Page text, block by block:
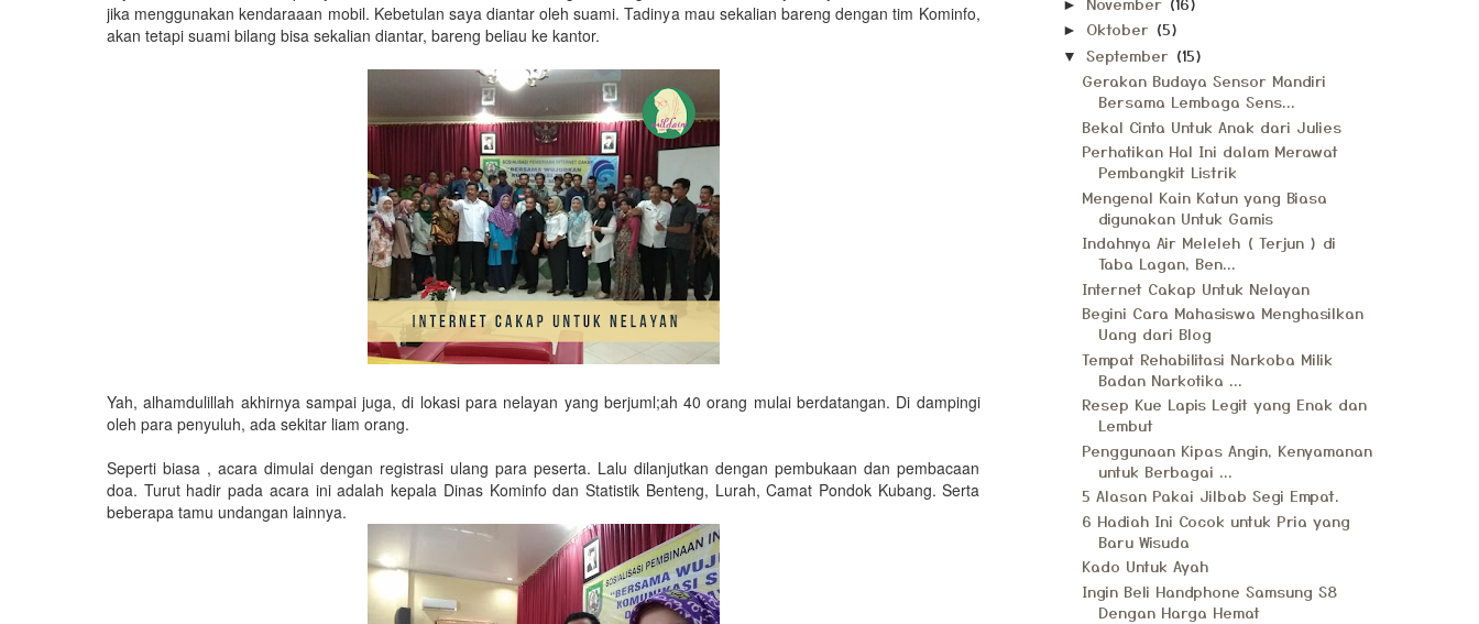
jika menggunakan kendaraaan mobil. Kebetulan saya diantar oleh suami. Tadinya mau sekalian bareng dengan tim Kominfo,
akan tetapi suami bilang bisa sekalian diantar, bareng beliau ke kantor.
Yah, alhamdulillah akhirnya sampai juga, di lokasi para nelayan yang berjuml;ah 40 orang mulai berdatangan. Di dampingi
oleh para penyuluh, ada sekitar liam orang.
Seperti biasa , acara dimulai dengan registrasi ulang para peserta. Lalu dilanjutkan dengan pembukaan dan pembacaan
doa. Turut hadir pada acara ini adalah kepala Dinas Kominfo dan Statistik Benteng, Lurah, Camat Pondok Kubang. Serta
beberapa tamu undangan lainnya.
►
► Oktober (5)
▼ September (15)
Gerakan Budaya Sensor Mandiri
Bersama Lembaga Sens...
Bekal Cinta Untuk Anak dari Julies
Perhatikan Hal Ini dalam Merawat
Pembangkit Listrik
Mengenal Kain Katun yang Biasa
digunakan Untuk Gamis
Indahnya Air Meleleh ( Terjun ) di
Taba Lagan, Ben...
Internet Cakap Untuk Nelayan
Begini Cara Mahasiswa Menghasilkan
Uang dari Blog
Tempat Rehabilitasi Narkoba Milik
Badan Narkotika ...
Resep Kue Lapis Legit yang Enak dan
Lembut
Penggunaan Kipas Angin, Kenyamanan
untuk Berbagai ...
5 Alasan Pakai Jilbab Segi Empat.
6 Hadiah Ini Cocok untuk Pria yang
Baru Wisuda
Kado Untuk Ayah
Ingin Beli Handphone Samsung S8
Dengan Harga Hemat